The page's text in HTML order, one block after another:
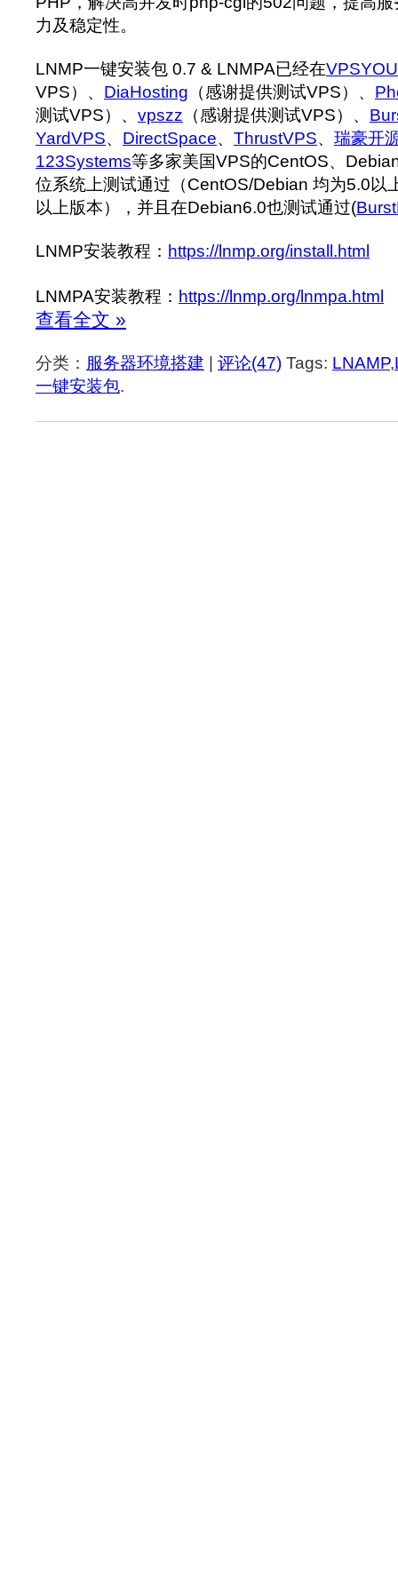
力及稳定性。
LNMP一键安装包 0.7 & LNMPA已经在VPSYOU
VPS）、 DiaHosting （感谢提供测试VPS）、
测试VPS）、 vpszz （感谢提供测试VPS）、
YardVPS、 DirectSpace、 ThrustVPS、 瑞豪开
123Systems等多家美国VPS的CentOS、
位系统上测试通过（CentOS/Debian 均为5.0以
以上版本），并且在Debian6.0也测试通过(
LNMP安装教程： https://lnmp.org/install.html
LNMPA安装教程： https://lnmp.org/lnmpa.html
查看全文 »
分类： 服务器环境搭建 评论(47) Tags: LNAMP,
一键安装包.